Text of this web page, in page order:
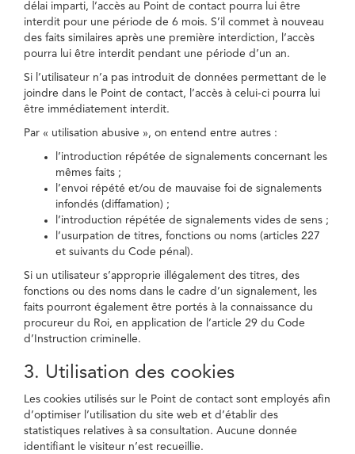
délai imparti, l’accès au Point de contact pourra lui être
interdit pour une période de 6 mois. S’il commet à nouveau
des faits similaires après une première interdiction, l’accès
pourra lui être interdit pendant une période d’un an.
Si l’utilisateur n’a pas introduit de données permettant de le
joindre dans le Point de contact, l’accès à celui-ci pourra lui
être immédiatement interdit.
Par « utilisation abusive », on entend entre autres :
l’introduction répétée de signalements concernant les
mêmes faits ;
l’envoi répété et/ou de mauvaise foi de signalements
infondés (diffamation) ;
l’introduction répétée de signalements vides de sens ;
l’usurpation de titres, fonctions ou noms (articles 227
et suivants du Code pénal).
Si un utilisateur s’approprie illégalement des titres, des
fonctions ou des noms dans le cadre d’un signalement, les
faits pourront également être portés à la connaissance du
procureur du Roi, en application de l’article 29 du Code
d’Instruction criminelle.
3. Utilisation des cookies
Les cookies utilisés sur le Point de contact sont employés afin
d’optimiser l’utilisation du site web et d’établir des
statistiques relatives à sa consultation. Aucune donnée
identifiant le visiteur n’est recueillie.